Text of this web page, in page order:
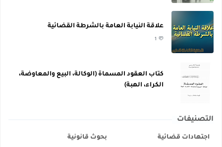
علاقة النيابة العامة بالشرطة القضائية
1
كتاب العقود المسماة (الوكالة، البيع والمعاوضة،
الكراء، الهبة)
التصنيفات
اجتهادات قضائية بحوث قانونية